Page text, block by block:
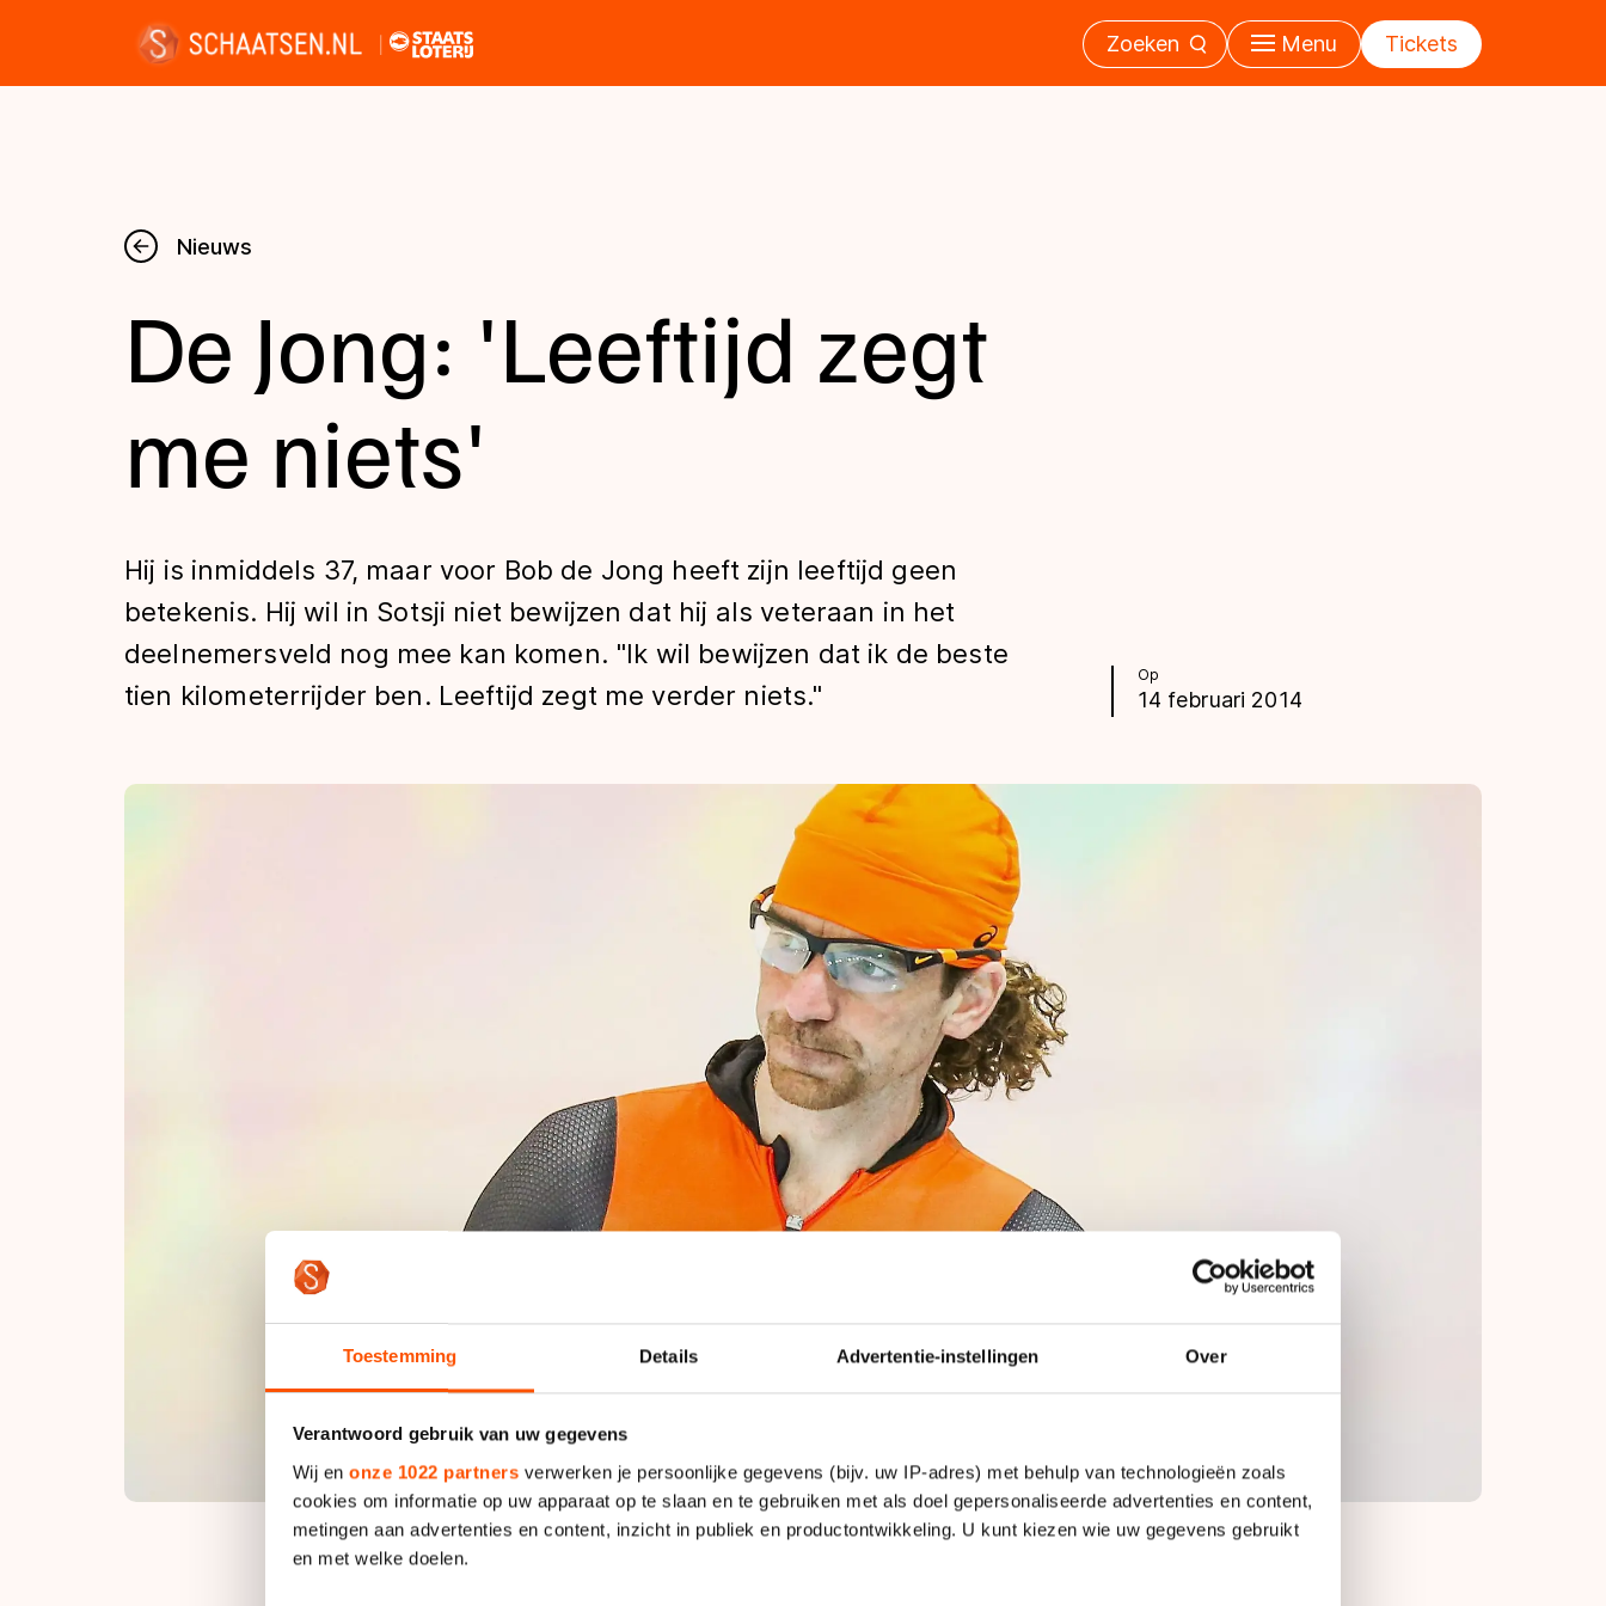
Toestemming Details Advertentie-instellingen Over
Verantwoord gebruik van uw gegevens
Wij en onze 1022 partners verwerken je persoonlijke gegevens (bijv. uw IP-adres) met behulp van technologieën zoals
cookies om informatie op uw apparaat op te slaan en te gebruiken met als doel gepersonaliseerde advertenties en content,
metingen aan advertenties en content, inzicht in publiek en productontwikkeling. U kunt kiezen wie uw gegevens gebruikt
en met welke doelen.
Zoeken Menu Tickets
Nieuws
Kalender
Disciplines
Uitslagen
Tijden & historie
De weg op
Nieuws
Op
14 februari 2014
De Jong: 'Leeftijd zegt
me niets'
Hij is inmiddels 37, maar voor Bob de Jong heeft zijn leeftijd geen
betekenis. Hij wil in Sotsji niet bewijzen dat hij als veteraan in het
deelnemersveld nog mee kan komen. "Ik wil bewijzen dat ik de beste
tien kilometerrijder ben. Leeftijd zegt me verder niets."